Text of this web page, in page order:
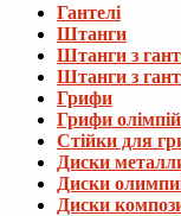
Гантелі
Штанги
Штанги з
Штанги з
Грифи
Грифи
Стійки для
Диски
Диски
Диски